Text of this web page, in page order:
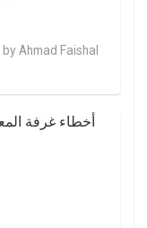
by Ahmad Faishal